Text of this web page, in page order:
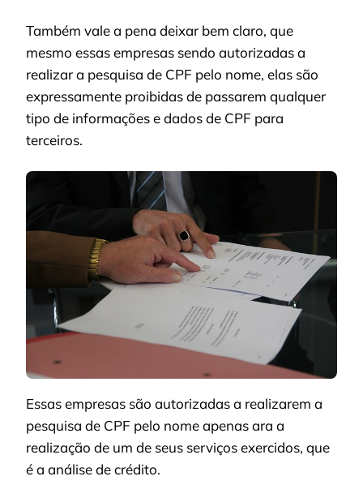
Também vale a pena deixar bem claro, que
mesmo essas empresas sendo autorizadas a
realizar a pesquisa de CPF pelo nome, elas são
expressamente proibidas de passarem qualquer
tipo de informações e dados de CPF para
terceiros.
Essas empresas são autorizadas a realizarem a
pesquisa de CPF pelo nome apenas ara a
realização de um de seus serviços exercidos, que
é a análise de crédito.